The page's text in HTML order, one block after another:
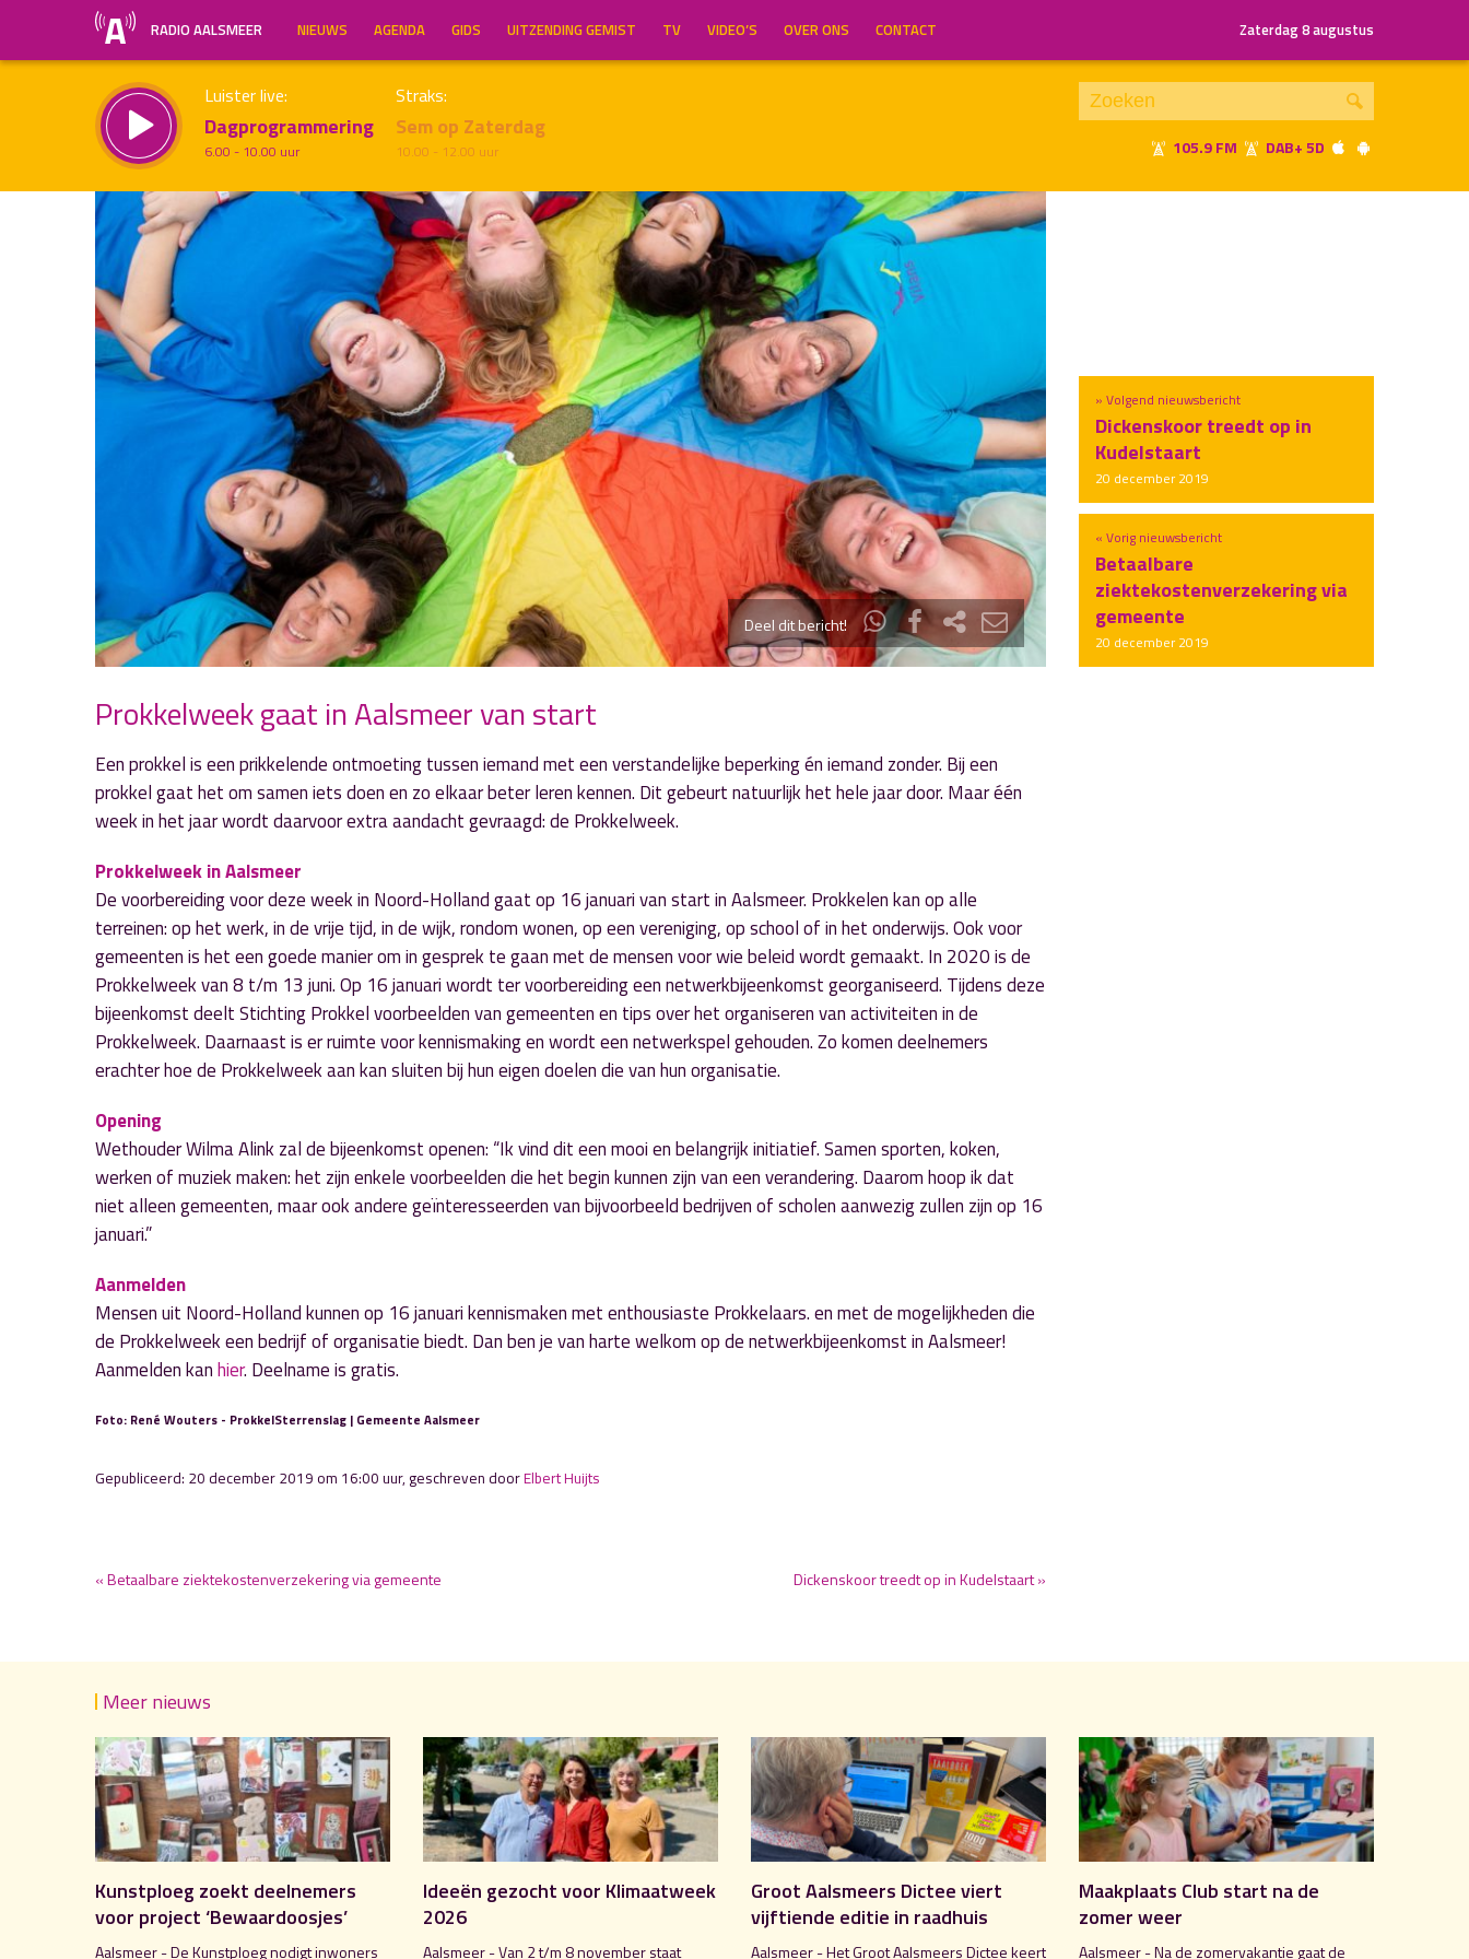
RADIO AALSMEER NIEUWS AGENDA GIDS UITZENDING GEMIST TV VIDEO’S OVER ONS CONTACT Zaterdag 8 augustus
Luister live:
Dagprogrammering
6.00 - 10.00 uur
Straks:
Sem op Zaterdag
10.00 - 12.00 uur 105.9 FM DAB+ 5D
Inklappen
Deel dit bericht!
« Vorig nieuwsbericht
Betaalbare
ziektekostenverzekering via
gemeente
20 december 2019
» Volgend nieuwsbericht
Dickenskoor treedt op in
Kudelstaart
20 december 2019
Prokkelweek gaat in Aalsmeer van start
Een prokkel is een prikkelende ontmoeting tussen iemand met een verstandelijke beperking én iemand zonder. Bij een
prokkel gaat het om samen iets doen en zo elkaar beter leren kennen. Dit gebeurt natuurlijk het hele jaar door. Maar één
week in het jaar wordt daarvoor extra aandacht gevraagd: de Prokkelweek.
Prokkelweek in Aalsmeer
De voorbereiding voor deze week in Noord-Holland gaat op 16 januari van start in Aalsmeer. Prokkelen kan op alle
terreinen: op het werk, in de vrije tijd, in de wijk, rondom wonen, op een vereniging, op school of in het onderwijs. Ook voor
gemeenten is het een goede manier om in gesprek te gaan met de mensen voor wie beleid wordt gemaakt. In 2020 is de
Prokkelweek van 8 t/m 13 juni. Op 16 januari wordt ter voorbereiding een netwerkbijeenkomst georganiseerd. Tijdens deze
bijeenkomst deelt Stichting Prokkel voorbeelden van gemeenten en tips over het organiseren van activiteiten in de
Prokkelweek. Daarnaast is er ruimte voor kennismaking en wordt een netwerkspel gehouden. Zo komen deelnemers
erachter hoe de Prokkelweek aan kan sluiten bij hun eigen doelen die van hun organisatie.
Opening
Wethouder Wilma Alink zal de bijeenkomst openen: “Ik vind dit een mooi en belangrijk initiatief. Samen sporten, koken,
werken of muziek maken: het zijn enkele voorbeelden die het begin kunnen zijn van een verandering. Daarom hoop ik dat
niet alleen gemeenten, maar ook andere geïnteresseerden van bijvoorbeeld bedrijven of scholen aanwezig zullen zijn op 16
januari.”
Aanmelden
Mensen uit Noord-Holland kunnen op 16 januari kennismaken met enthousiaste Prokkelaars. en met de mogelijkheden die
de Prokkelweek een bedrijf of organisatie biedt. Dan ben je van harte welkom op de netwerkbijeenkomst in Aalsmeer!
Aanmelden kanhier. Deelname is gratis.
Foto: René Wouters - ProkkelSterrenslag | Gemeente Aalsmeer
Gepubliceerd: 20 december 2019 om 16:00 uur, geschreven doorElbert Huijts
« Betaalbare ziektekostenverzekering via gemeente Dickenskoor treedt op in Kudelstaart »
Meer nieuws
Kunstploeg zoekt deelnemers
voor project ‘Bewaardoosjes’
Aalsmeer - De Kunstploeg nodigt inwoners
Ideeën gezocht voor Klimaatweek
2026
Aalsmeer - Van 2 t/m 8 november staat
Groot Aalsmeers Dictee viert
vijftiende editie in raadhuis
Aalsmeer - Het Groot Aalsmeers Dictee keert
Maakplaats Club start na de
zomer weer
Aalsmeer - Na de zomervakantie gaat de